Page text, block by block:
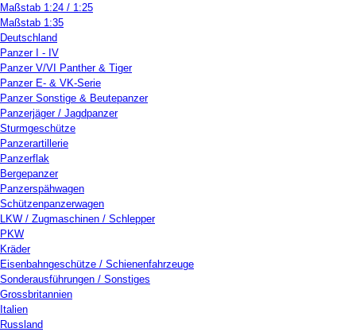
Maßstab 1:24 / 1:25
Maßstab 1:35
Deutschland
Panzer I - IV
Panzer V/VI Panther & Tiger
Panzer E- & VK-Serie
Panzer Sonstige & Beutepanzer
Panzerjäger / Jagdpanzer
Sturmgeschütze
Panzerartillerie
Panzerflak
Bergepanzer
Panzerspähwagen
Schützenpanzerwagen
LKW / Zugmaschinen / Schlepper
PKW
Kräder
Eisenbahngeschütze / Schienenfahrzeuge
Sonderausführungen / Sonstiges
Grossbritannien
Italien
Russland